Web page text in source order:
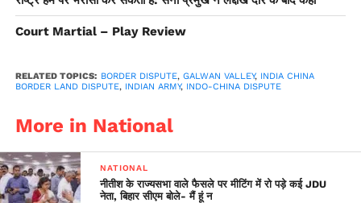
Court Martial – Play Review
RELATED TOPICS: BORDER DISPUTE, GALWAN VALLEY, INDIA CHINA
BORDER LAND DISPUTE, INDIAN ARMY, INDO-CHINA DISPUTE
More in National
NATIONAL
नीतीश के राज्यसभा वाले फैसले पर मीटिंग में रो पड़े कई JDU
नेता, बिहार सीएम बोले- मैं हूं न